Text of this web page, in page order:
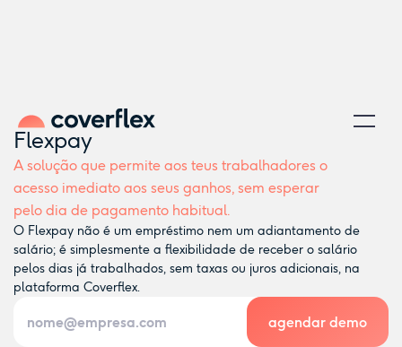
Flexpay
A solução que permite aos teus trabalhadores o
acesso imediato aos seus ganhos, sem esperar
pelo dia de pagamento habitual.
O Flexpay não é um empréstimo nem um adiantamento de
salário; é simplesmente a flexibilidade de receber o salário
pelos dias já trabalhados, sem taxas ou juros adicionais, na
plataforma Coverflex.